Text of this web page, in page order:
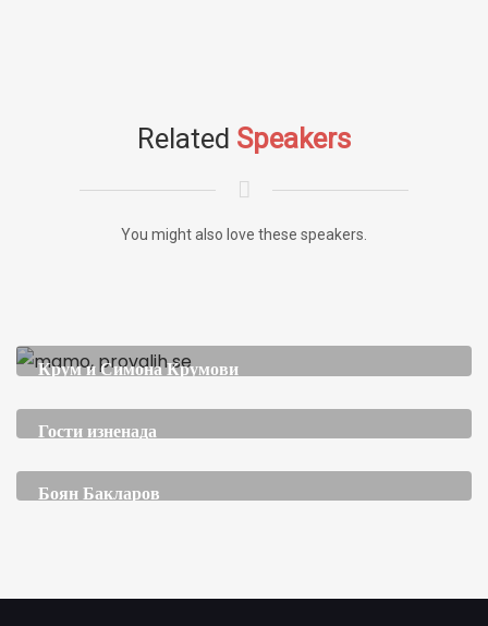
Related Speakers
You might also love these speakers.
Крум и Симона Крумови
Гости изненада
Боян Бакларов